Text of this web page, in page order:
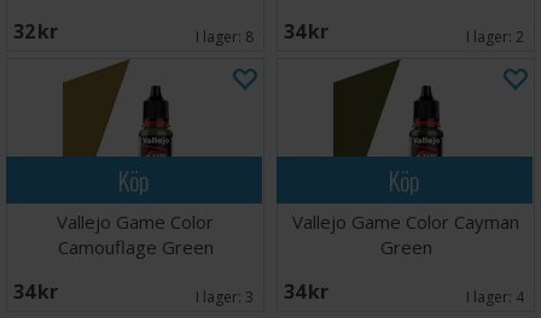
32 SEK I lager: 8 34 SEK I lager: 2
Köp
Vallejo Game Color
Camouflage Green
34 SEK I lager: 3
Köp
Vallejo Game Color Cayman
Green
34 SEK I lager: 4